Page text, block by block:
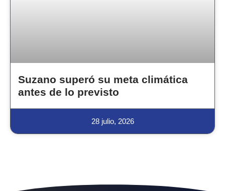
Suzano superó su meta climática
antes de lo previsto
28 julio, 2026